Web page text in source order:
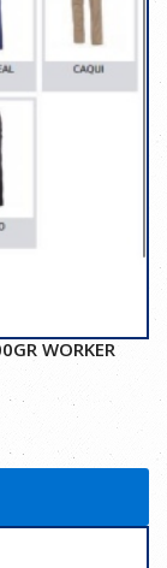
WORKER